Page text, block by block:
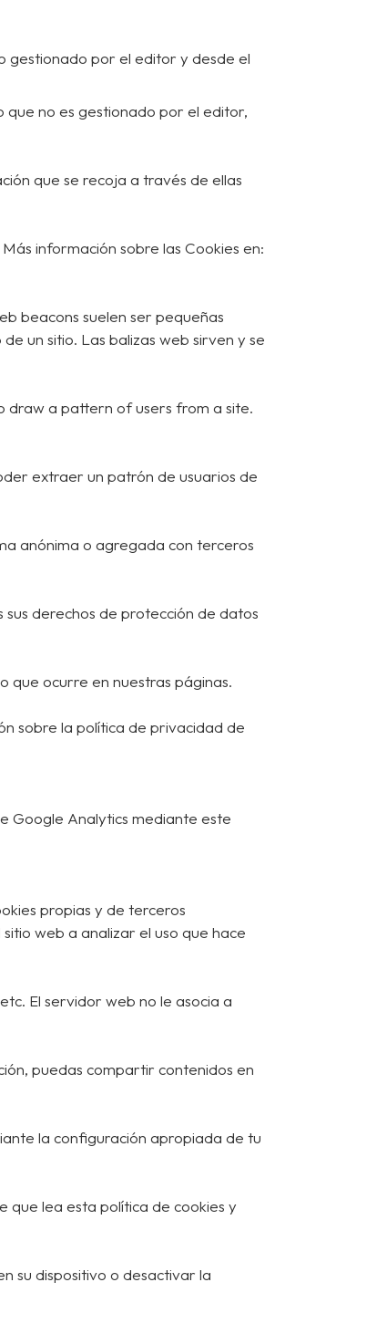
gestionado por el editor y desde el
que no es gestionado por el editor,
que se recoja a través de ellas
información sobre las Cookies en:
beacons suelen ser pequeñas
un sitio. Las balizas web sirven y se
draw a pattern of users from a site.
extraer un patrón de usuarios de
anónima o agregada con terceros
derechos de protección de datos
que ocurre en nuestras páginas.
sobre la política de privacidad de
Google Analytics mediante este
propias y de terceros
web a analizar el uso que hace
El servidor web no le asocia a
puedas compartir contenidos en
la configuración apropiada de tu
que lea esta política de cookies y
su dispositivo o desactivar la